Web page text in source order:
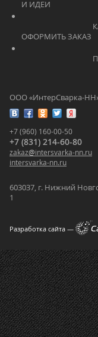
ООО «ИнтерСварка-
+7 (960) 160-00-50
+7 (831) 214-60-80
zakaz@intersvarka-nn.ru
intersvarka-nn.ru
603037, г. Нижний
1
Разработка сайта —